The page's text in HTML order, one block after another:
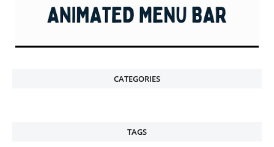
CATEGORIES
TAGS